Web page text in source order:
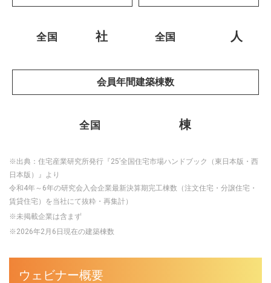
全国 社 全国 人
会員年間建築棟数
全国 棟
※出典：住宅産業研究所発行『25’全国住宅市場ハンドブック（東日本版・西
日本版）』より
令和4年～6年の研究会入会企業最新決算期完工棟数（注文住宅・分譲住宅・
賃貸住宅）を当社にて抜粋・再集計）
※未掲載企業は含まず
※2026年2月6日現在の建築棟数
ウェビナー概要